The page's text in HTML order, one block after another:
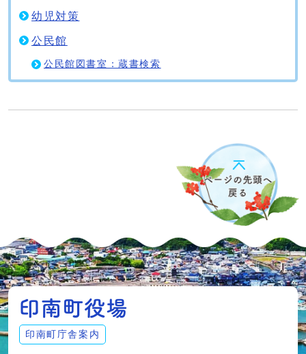
幼児対策
公民館
公民館図書室：蔵書検索
印南町庁舎案内